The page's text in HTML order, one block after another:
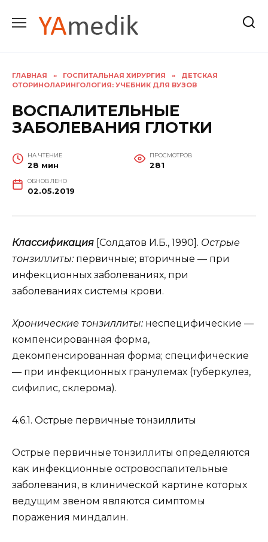
содержанию
ГЛАВНАЯ » ГОСПИТАЛЬНАЯ ХИРУРГИЯ »
ДЕТСКАЯ
ОТОРИНОЛАРИНГОЛОГИЯ: УЧЕБНИК ДЛЯ ВУЗОВ
ВОСПАЛИТЕЛЬНЫЕ
ЗАБОЛЕВАНИЯ ГЛОТКИ
НА ЧТЕНИЕ
28 мин
ПРОСМОТРОВ
281
ОБНОВЛЕНО
02.05.2019
Классификация [Солдатов И.Б., 1990]. Острые
тонзиллиты: первичные; вторичные — при
инфекционных заболеваниях, при
заболеваниях системы крови.
Хронические тонзиллиты: неспецифические —
компенсированная форма,
декомпенсированная форма; специфические
— при инфекционных гранулемах (туберкулез,
сифилис, склерома).
4.6.1. Острые первичные тонзиллиты
Острые первичные тонзиллиты определяются
как инфекционные островоспалительные
заболевания, в клинической картине которых
ведущим звеном являются симптомы
поражения миндалин.